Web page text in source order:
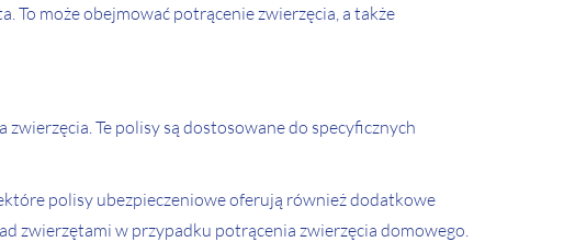
może obejmować potrącenie zwierzęcia, a także
Te polisy są dostosowane do specyficznych
polisy ubezpieczeniowe oferują również dodatkowe
zwierzętami w przypadku potrącenia zwierzęcia domowego.